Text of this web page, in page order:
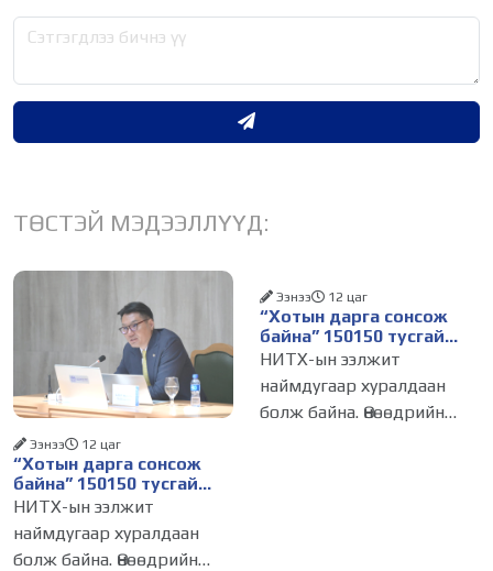
ТӨСТЭЙ МЭДЭЭЛЛҮҮД:
“Хотын дарга сонсож
байна” 150150 тусгай
дугаарыг наймдугаар
сарын 14-нөөс
ажиллуулж эхэлнэ
Ээнээ 12 цаг
НИТХ-ын ээлжит
наймдугаар хуралдаан
болж байна. Өнөөдрийн
“Хотын дарга сонсож
байна” 150150 тусгай
дугаарыг наймдугаар
сарын 14-нөөс
ажиллуулж эхэлнэ
Ээнээ 12 цаг
НИТХ-ын ээлжит
наймдугаар хуралдаан
болж байна. Өнөөдрийн